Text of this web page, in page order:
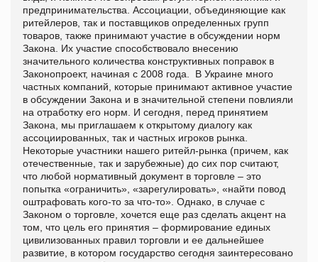
предпринимательства. Ассоциации, объединяющие как
ритейлеров, так и поставщиков определенных групп
товаров, также принимают участие в обсуждении норм
Закона. Их участие способствовало внесению
значительного количества конструктивных поправок в
Законопроект, начиная с 2008 года. В Украине много
частных компаний, которые принимают активное участие
в обсуждении Закона и в значительной степени повлияли
на отработку его норм. И сегодня, перед принятием
Закона, мы приглашаем к открытому диалогу как
ассоциированных, так и частных игроков рынка.
Некоторые участники нашего ритейл-рынка (причем, как
отечественные, так и зарубежные) до сих пор считают,
что любой нормативный документ в торговле – это
попытка «ограничить», «зарегулировать», «найти повод
оштрафовать кого-то за что-то». Однако, в случае с
Законом о торговле, хочется еще раз сделать акцент на
том, что цель его принятия – формирование единых
цивилизованных правил торговли и ее дальнейшее
развитие, в котором государство сегодня заинтересовано